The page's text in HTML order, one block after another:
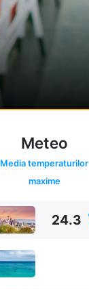
Meteo
Media temperaturilor
maxime
24.3